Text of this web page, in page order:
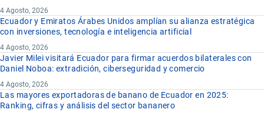
4 Agosto, 2026
Ecuador y Emiratos Árabes Unidos amplían su alianza estratégica
con inversiones, tecnología e inteligencia artificial
4 Agosto, 2026
Javier Milei visitará Ecuador para firmar acuerdos bilaterales con
Daniel Noboa: extradición, ciberseguridad y comercio
4 Agosto, 2026
Las mayores exportadoras de banano de Ecuador en 2025:
Ranking, cifras y análisis del sector bananero